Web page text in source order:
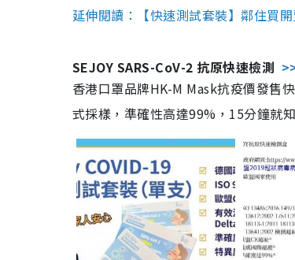
延伸閱讀：【快速測試套裝】鄰住買
SEJOY SARS-CoV-2 抗原快速檢測
香港口罩品牌HK-M Mask抗疫價發售
式採樣，準確性高達99%，15分鐘就